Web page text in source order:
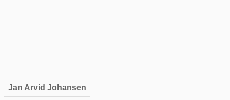
Jan Arvid Johansen